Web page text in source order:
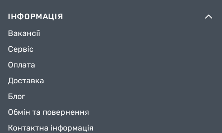
ІНФОРМАЦІЯ
Вакансії
Сервіс
Оплата
Доставка
Блог
Обмін та повернення
Контактна інформація